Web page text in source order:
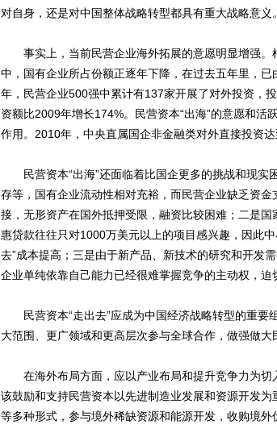
对自身，还是对中国整体战略转型都具有重大战略意义。
事实上，当前民营企业海外拓展的意愿明显增强。
中，国有企业所占份额正逐年下降，在过去五年里，
年，民营企业500强中累计有137家开展了对外投资，
资额比2009年增长174%。民营资本“出海”的意愿和活
作用。2010年，中央直属国企非金融类对外直接投资
民营资本“出海”还面临着比国企更多的挑战和现实
存等，国有企业流动性相对充裕，而民营企业缺乏资
接，无形资产在国外抵押受限，融资比较困难；二是
惠贷款往往只对1000万美元以上的项目感兴趣，因此
去”成本提高；三是由于新产品、新技术的研究和开发
企业单纯依靠自己能力已经很难掌握竞争的主动权，迫
民营资本“走出去”应成为中国经济战略转型的重要
大范围、更广领域和更高层次参与全球合作，做强做大
在海外布局方面，应以产业布局和提升竞争力为切
该鼓励和支持民营资本以先进制造业发展和资源开发
等多种形式，参与境外稀缺资源和能源开发，收购境